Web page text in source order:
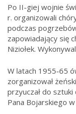
Po II-giej wojnie
r. organizowali
podczas
zapowiadający się
Niziołek.
W latach 1955-65
zorganizował
przyuczał do
Pana Bojarskiego